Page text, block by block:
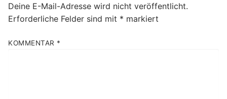
Deine E-Mail-Adresse wird nicht veröffentlicht.
Erforderliche Felder sind mit * markiert
KOMMENTAR *